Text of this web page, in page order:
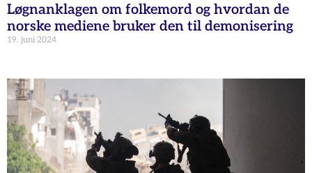
Løgnanklagen om folkemord og hvordan de
norske mediene bruker den til demonisering
19. juni 2024